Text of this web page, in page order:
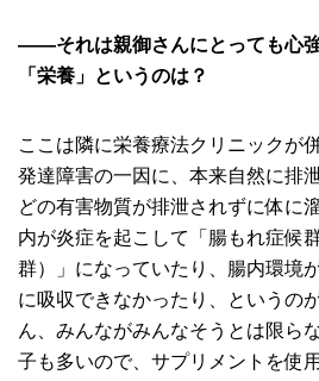
――それは親御さんにとっても心強
「栄養」というのは？
ここは隣に栄養療法クリニックが
発達障害の一因に、本来自然に排
どの有害物質が排泄されずに体に
内が炎症を起こして「腸もれ症候
群）」になっていたり、腸内環境
に吸収できなかったり、というの
ん、みんながみんなそうとは限ら
子も多いので、サプリメントを使